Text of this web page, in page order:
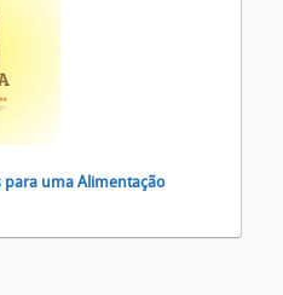
para uma Alimentação